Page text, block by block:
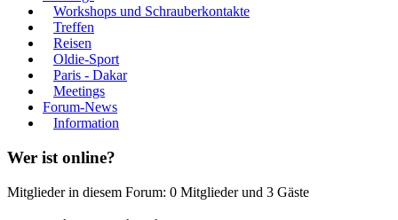
Workshops und Schrauberkontakte
Treffen
Reisen
Oldie-Sport
Paris - Dakar
Meetings
Forum-News
Information
Wer ist online?
Mitglieder in diesem Forum: 0 Mitglieder und 3 Gäste